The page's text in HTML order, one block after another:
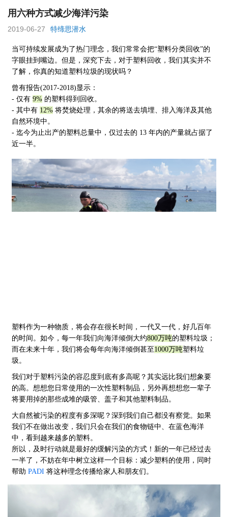
用六种方式减少海洋污染
2019-06-27 特缔思潜水
当可持续发展成为了热门理念，我们常常会把“塑料分类回收”的
字眼挂到嘴边。但是，深究下去，对于塑料回收，我们其实并不
了解，你真的知道塑料垃圾的现状吗？
曾有报告(2017-2018)显示：
- 仅有 9% 的塑料得到回收。
- 其中有 12% 将焚烧处理，其余的将送去填埋、排入海洋及其他
自然环境中。
- 迄今为止出产的塑料总量中，仅过去的 13 年内的产量就占据了
近一半。
塑料作为一种物质，将会存在很长时间，一代又一代，好几百年
的时间。如今，每一年我们向海洋倾倒大约800万吨的塑料垃圾；
而在未来十年，我们将会每年向海洋倾倒甚至1000万吨塑料垃
圾。
我们对于塑料污染的容忍度到底有多高呢？其实远比我们想象要
的高。想想您日常使用的一次性塑料制品，另外再想想您一辈子
将要用掉的那些成堆的吸管、盖子和其他塑料制品。
大自然被污染的程度有多深呢？深到我们自己都没有察觉。如果
我们不在做出改变，我们只会在我们的食物链中、在蓝色海洋
中，看到越来越多的塑料。
所以，及时行动就是最好的缓解污染的方式！新的一年已经过去
一半了，不妨在年中树立这样一个目标：减少塑料的使用，同时
帮助 PADI 将这种理念传播给家人和朋友们。